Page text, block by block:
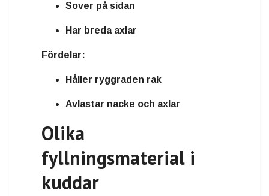
Sover på sidan
Har breda axlar
Fördelar:
Håller ryggraden rak
Avlastar nacke och axlar
Olika
fyllningsmaterial i
kuddar